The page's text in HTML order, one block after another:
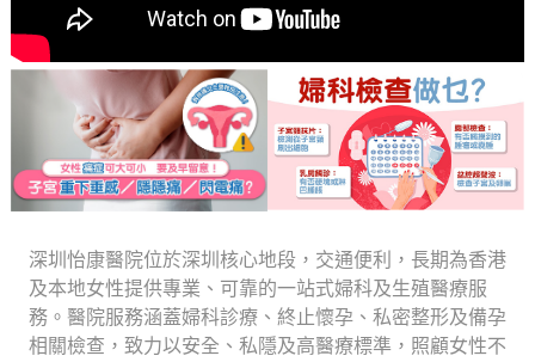
深圳怡康醫院位於深圳核心地段，交通便利，長期為香港
及本地女性提供專業、可靠的一站式婦科及生殖醫療服
務。醫院服務涵蓋婦科診療、終止懷孕、私密整形及備孕
相關檢查，致力以安全、私隱及高醫療標準，照顧女性不